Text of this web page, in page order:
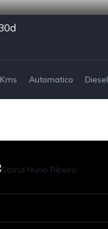
Automatico Diesel